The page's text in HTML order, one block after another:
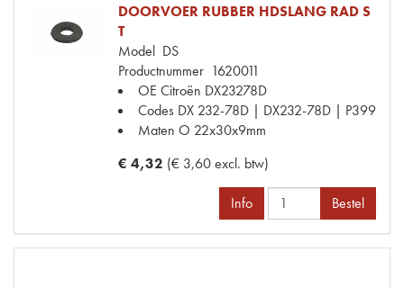
DOORVOER RUBBER HDSLANG RAD S
T
Model DS
Productnummer 1620011
OE Citroën DX23278D
Codes DX 232-78D | DX232-78D | P399
Maten O 22x30x9mm
€ 4,32 (€ 3,60 excl. btw)
Info Bestel